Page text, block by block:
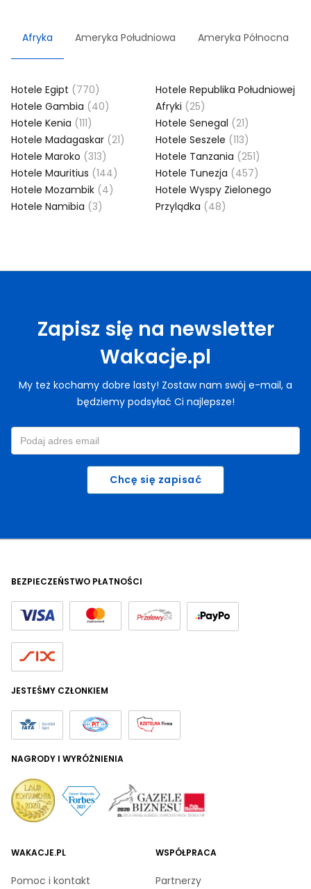
Afryka Ameryka Południowa Ameryka Północna
Hotele Egipt (770)
Hotele Gambia (40)
Hotele Kenia (111)
Hotele Madagaskar (21)
Hotele Maroko (313)
Hotele Mauritius (144)
Hotele Mozambik (4)
Hotele Namibia (3)
Hotele Republika Południowej
Afryki (25)
Hotele Senegal (21)
Hotele Seszele (113)
Hotele Tanzania (251)
Hotele Tunezja (457)
Hotele Wyspy Zielonego
Przylądka (48)
Zapisz się na newsletter
Wakacje.pl
My też kochamy dobre lasty! Zostaw nam swój e-mail, a
będziemy podsyłać Ci najlepsze!
Chcę się zapisać
WAKACJE.PL
Pomoc i kontakt
WSPÓŁPRACA
Partnerzy
BEZPIECZEŃSTWO PŁATNOŚCI
JESTEŚMY CZŁONKIEM
NAGRODY I WYRÓŻNIENIA